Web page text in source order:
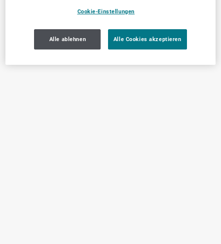
Cookie-Einstellungen
Alle ablehnen Alle Cookies akzeptieren